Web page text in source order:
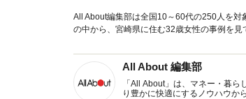
All About編集部は全国10～60代の250人を対
の中から、宮崎県に住む32歳女性の事例を
All About 編集部
「All About」は、マネー・暮
り豊かに快適にするノウハウか